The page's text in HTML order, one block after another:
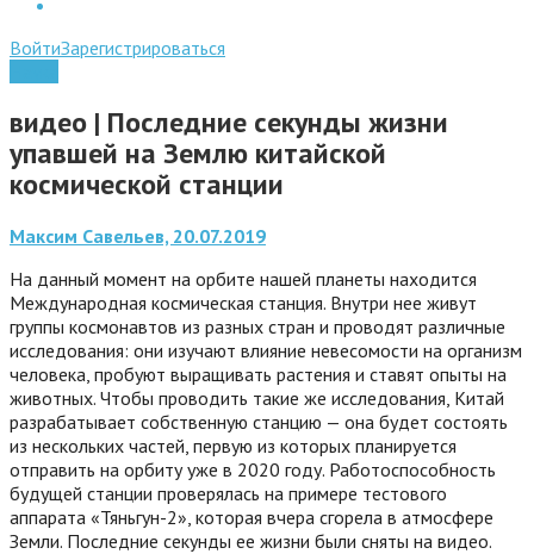
ВойтиЗарегистрироваться
видео | Последние секунды жизни
упавшей на Землю китайской
космической станции
Максим Савельев, 20.07.2019
На данный момент на орбите нашей планеты находится
Международная космическая станция. Внутри нее живут
группы космонавтов из разных стран и проводят различные
исследования: они изучают влияние невесомости на организм
человека, пробуют выращивать растения и ставят опыты на
животных. Чтобы проводить такие же исследования, Китай
разрабатывает собственную станцию — она будет состоять
из нескольких частей, первую из которых планируется
отправить на орбиту уже в 2020 году. Работоспособность
будущей станции проверялась на примере тестового
аппарата «Тяньгун-2», которая вчера сгорела в атмосфере
Земли. Последние секунды ее жизни были сняты на видео.